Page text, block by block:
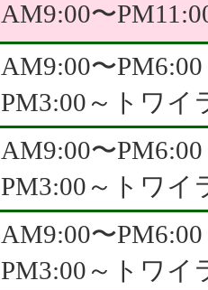
AM9:00〜
AM9:00〜PM6:00
PM3:00～トワイ
AM9:00〜PM6:00
PM3:00～トワイ
AM9:00〜PM6:00
PM3:00～トワイ